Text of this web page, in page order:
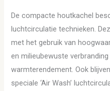
De compacte houtkachel
luchtcirculatie technieken.
met het gebruik van
en milieubewuste
warmterendement. Ook
speciale ‘Air Wash’